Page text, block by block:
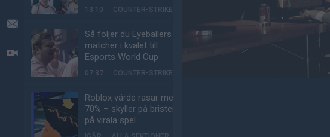
LIVESÄNDNINGAR
13:10 COUNTER-STRIKE
Så följer du Eyeballers
matcher i kvalet till
Esports World Cup
07:37 COUNTER-STRIKE
Roblox värde rasar med
70% – skyller på bristen
på virala spel